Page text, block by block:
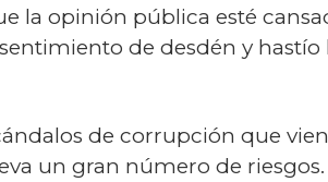
la opinión pública esté
de desdén y hastío
de corrupción que
un gran número de